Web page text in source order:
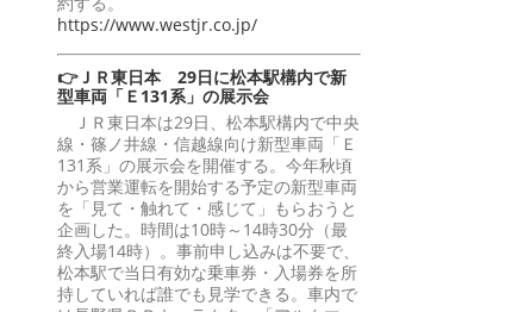
https://www.westjr.co.jp/
👉ＪＲ東日本 29日に松本駅構内で新
型車両「Ｅ131系」の展示会
ＪＲ東日本は29日、松本駅構内で中央
線・篠ノ井線・信越線向け新型車両「Ｅ
131系」の展示会を開催する。今年秋頃
から営業運転を開始する予定の新型車両
を「見て・触れて・感じて」もらおうと
企画した。時間は10時～14時30分（最
終入場14時）。事前申し込みは不要で、
松本駅で当日有効な乗車券・入場券を所
持していれば誰でも見学できる。車内で